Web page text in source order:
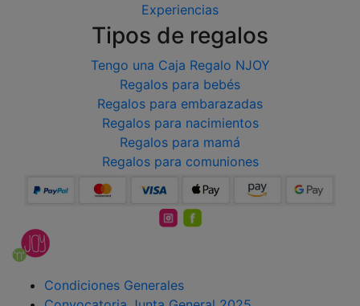
Experiencias
Tipos de regalos
Tengo una Caja Regalo NJOY
Regalos para bebés
Regalos para embarazadas
Regalos para nacimientos
Regalos para mamá
Regalos para comuniones
Condiciones Generales